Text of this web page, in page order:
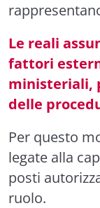
Le reali
fattori
ministeriali,
delle
Per questo
legate alla
posti
ruolo.